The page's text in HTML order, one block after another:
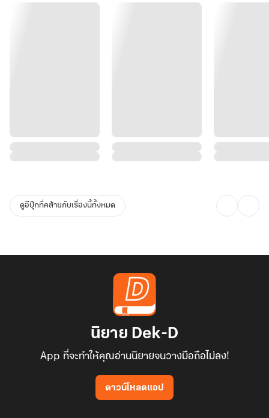
เธอรู้สึกแปลกๆ จะด่าเขาแต่เรียกที่รัก รู้สึกจั๊กจี้เหลือเกิน
หลุดมือเด็ดขาด
“อย่ามาพูดสองแง่สองง่ามกับมินะ”
“อะไร”
“ก็แทนตัวเองว่ามิน่ารัก”
“อื้อ...”
เธอครางเมื่อโดนเขาบดจูบหนักๆ มือนิ่มรัวกำปั้นใส่เขาไม่ยั้ง แต่สุดท้ายก็
ต้องพ่ายแพ้ จิกมือกับไหล่กว้างของเขาแทน
เธออ้าปากค้างกับประโยคของเขา
ดมิสาทำท่าขัดใจเหมือนเด็กๆ เมื่อโดนเขาขู่แบบนั้น เขาก็ทำท่าล้อเลียน
ดูอีบุ๊กที่คล้ายกับเรื่องนี้ทั้งหมด
นิยาย Dek-D
App ที่จะทำให้คุณอ่านนิยายจนวางมือถือไม่ลง!
ดาวน์โหลดแอป